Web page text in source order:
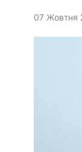
07 Жовтня